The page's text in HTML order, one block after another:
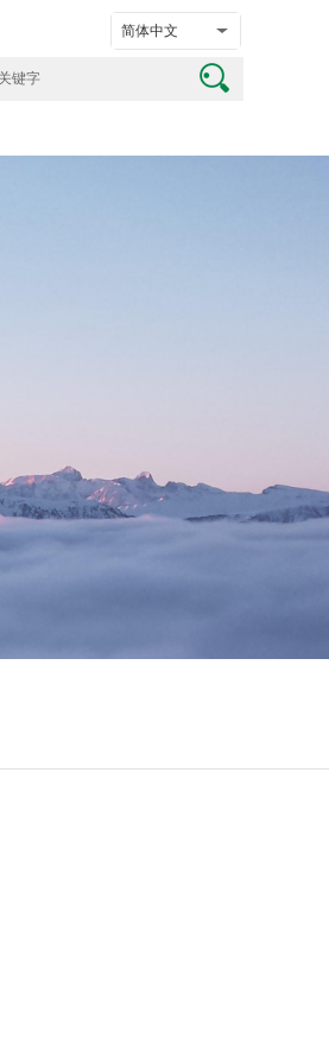
简体中文